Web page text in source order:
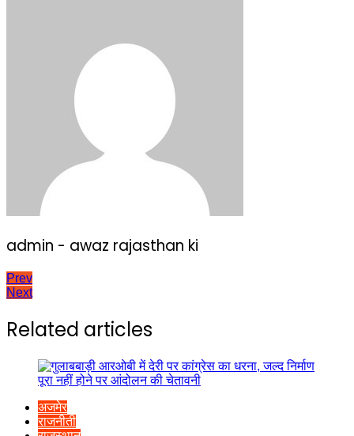
admin - awaz rajasthan ki
Post
Prev
Next
Related articles
अजमेर
राजनीती